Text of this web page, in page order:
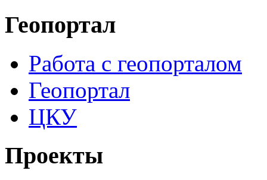
Геопортал
Работа с геопорталом
Геопортал
ЦКУ
Проекты